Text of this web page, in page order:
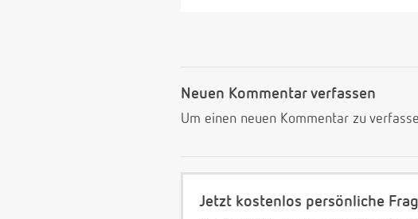
Neuen Kommentar verfassen
Um einen neuen Kommentar zu
Jetzt kostenlos persönliche